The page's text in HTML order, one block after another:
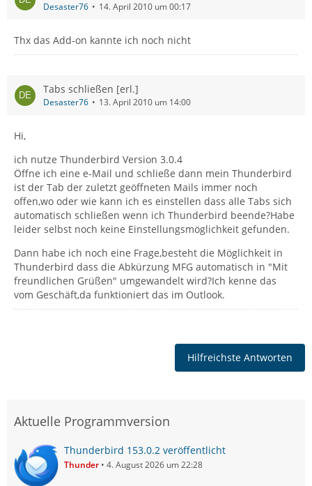
Desaster76 14. April 2010 um 00:17
Thx das Add-on kannte ich noch nicht
Tabs schließen [erl.]
Desaster76 13. April 2010 um 14:00
Hi,
ich nutze Thunderbird Version 3.0.4
Öffne ich eine e-Mail und schließe dann mein Thunderbird
ist der Tab der zuletzt geöffneten Mails immer noch
offen,wo oder wie kann ich es einstellen dass alle Tabs sich
automatisch schließen wenn ich Thunderbird beende?Habe
leider selbst noch keine Einstellungsmöglichkeit gefunden.
Dann habe ich noch eine Frage,besteht die Möglichkeit in
Thunderbird dass die Abkürzung MFG automatisch in "Mit
freundlichen Grüßen" umgewandelt wird?Ich kenne das
vom Geschäft,da funktioniert das im Outlook.
Hilfreichste Antworten
Aktuelle Programmversion
Thunderbird 153.0.2 veröffentlicht
Thunder 4. August 2026 um 22:28